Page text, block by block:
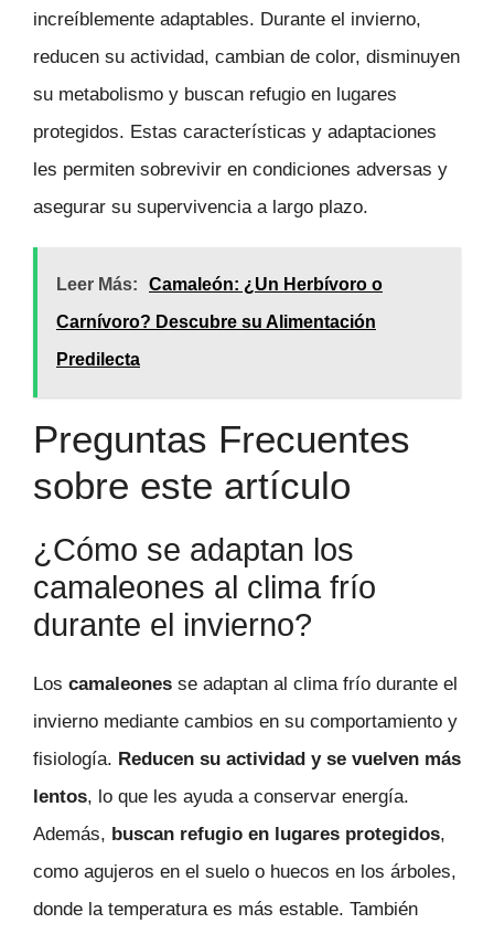
increíblemente adaptables. Durante el invierno,
reducen su actividad, cambian de color, disminuyen
su metabolismo y buscan refugio en lugares
protegidos. Estas características y adaptaciones
les permiten sobrevivir en condiciones adversas y
asegurar su supervivencia a largo plazo.
Leer Más:
Camaleón: ¿Un Herbívoro o
Carnívoro? Descubre su Alimentación
Predilecta
Preguntas Frecuentes
sobre este artículo
¿Cómo se adaptan los
camaleones al clima frío
durante el invierno?
Los camaleones se adaptan al clima frío durante el
invierno mediante cambios en su comportamiento y
fisiología. Reducen su actividad y se vuelven más
lentos, lo que les ayuda a conservar energía.
Además, buscan refugio en lugares protegidos,
como agujeros en el suelo o huecos en los árboles,
donde la temperatura es más estable. También